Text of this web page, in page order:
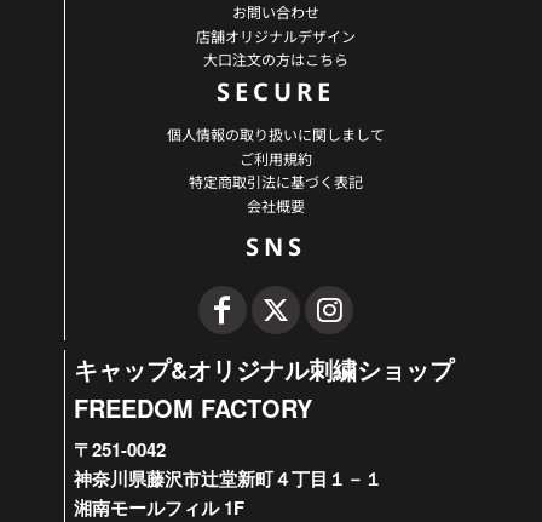
お問い合わせ
店舗オリジナルデザイン
大口注文の方はこちら
SECURE
個人情報の取り扱いに関しまして
ご利用規約
特定商取引法に基づく表記
会社概要
SNS
キャップ&オリジナル刺繍ショップ
FREEDOM FACTORY
〒251-0042
神奈川県藤沢市辻堂新町４丁目１－１
湘南モールフィル 1F